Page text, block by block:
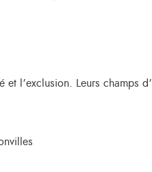
et l’exclusion. Leurs champs